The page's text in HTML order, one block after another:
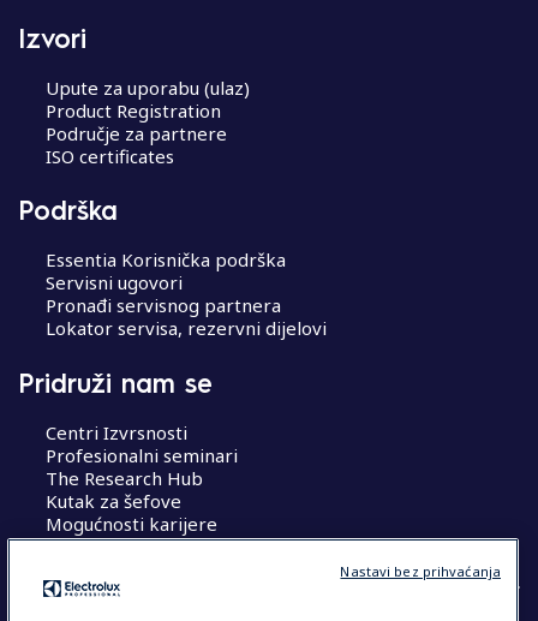
Izvori
Upute za uporabu (ulaz)
Product Registration
Područje za partnere
ISO certificates
Podrška
Essentia Korisnička podrška
Servisni ugovori
Pronađi servisnog partnera
Lokator servisa, rezervni dijelovi
Pridruži nam se
Centri Izvrsnosti
Profesionalni seminari
The Research Hub
Kutak za šefove
Mogućnosti karijere
Nastavi bez prihvaćanja